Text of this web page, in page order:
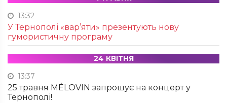
13:32
У Тернополі «вар’яти» презентують нову
гумористичну програму
24 КВІТНЯ
13:37
25 травня MÉLOVIN запрошує на концерт у
Тернополі!